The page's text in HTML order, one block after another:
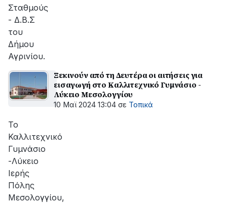
Σταθμούς
- Δ.Β.Σ
του
Δήμου
Αγρινίου.
Ξεκινούν από τη Δευτέρα οι αιτήσεις για
εισαγωγή στο Καλλιτεχνικό Γυμνάσιο -
Λύκειο Μεσολογγίου
10 Μαϊ 2024 13:04 σε Τοπικά
Το
Καλλιτεχνικό
Γυμνάσιο
-Λύκειο
Ιερής
Πόλης
Μεσολογγίου,